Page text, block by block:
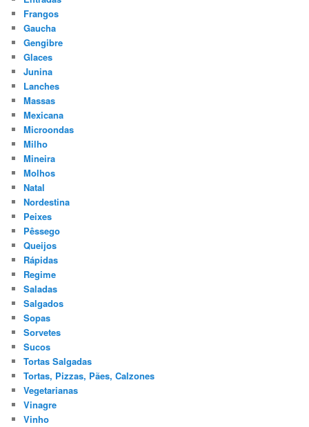
Frangos
Gaucha
Gengibre
Glaces
Junina
Lanches
Massas
Mexicana
Microondas
Milho
Mineira
Molhos
Natal
Nordestina
Peixes
Pêssego
Queijos
Rápidas
Regime
Saladas
Salgados
Sopas
Sorvetes
Sucos
Tortas Salgadas
Tortas, Pizzas, Pães, Calzones
Vegetarianas
Vinagre
Vinho